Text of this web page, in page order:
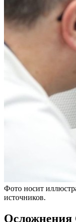
Фото носит
источников.
Осложнения